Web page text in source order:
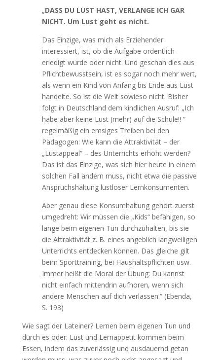
„DASS DU LUST HAST, VERLANGE ICH GAR
NICHT. Um Lust geht es nicht.
Das Einzige, was mich als Erziehender
interessiert, ist, ob die Aufgabe ordentlich
erledigt wurde oder nicht. Und geschah dies aus
Pflichtbewusstsein, ist es sogar noch mehr wert,
als wenn ein Kind von Anfang bis Ende aus Lust
handelte. So ist die Welt sowieso nicht. Bisher
folgt in Deutschland dem kindlichen Ausruf: „Ich
habe aber keine Lust (mehr) auf die Schule!! “
regelmäßig ein emsiges Treiben bei den
Pädagogen: Wie kann die Attraktivität – der
„Lustappeal“ – des Unterrichts erhöht werden?
Das ist das Einzige, was sich hier heute in einem
solchen Fall ändern muss, nicht etwa die passive
Anspruchshaltung lustloser Lernkonsumenten.
Aber genau diese Konsumhaltung gehört zuerst
umgedreht: Wir müssen die „Kids“ befähigen, so
lange beim eigenen Tun durchzuhalten, bis sie
die Attraktivität z. B. eines angeblich langweiligen
Unterrichts entdecken können. Das gleiche gilt
beim Sporttraining, bei Haushaltspflichten usw.
Immer heißt die Moral der Übung: Du kannst
nicht einfach mittendrin aufhören, wenn sich
andere Menschen auf dich verlassen.“ (Ebenda,
S. 193)
Wie sagt der Lateiner? Lernen beim eigenen Tun und
durch es oder: Lust und Lernappetit kommen beim
Essen, indem das zuverlässig und ausdauernd getan